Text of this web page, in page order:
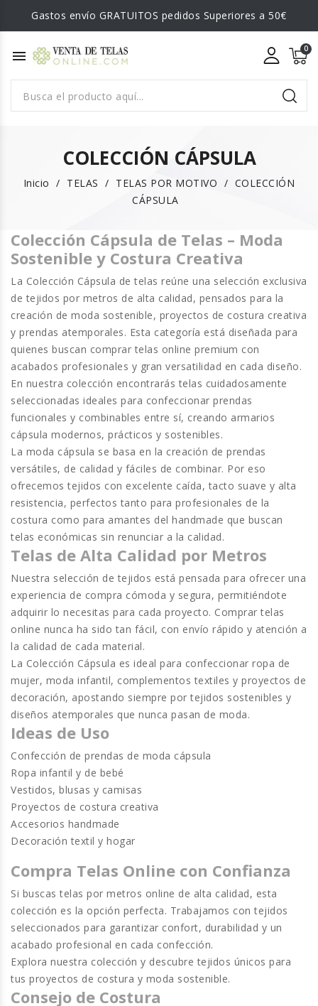
Gastos envío GRATUITOS pedidos Superiores a 50€
menu
COLECCIÓN CÁPSULA
Inicio TELAS TELAS POR MOTIVO
COLECCIÓN
CÁPSULA
Colección Cápsula de Telas – Moda
Sostenible y Costura Creativa
La Colección Cápsula de telas reúne una selección exclusiva
de tejidos por metros de alta calidad, pensados para la
creación de moda sostenible, proyectos de costura creativa
y prendas atemporales. Esta categoría está diseñada para
quienes buscan comprar telas online premium con
acabados profesionales y gran versatilidad en cada diseño.
En nuestra colección encontrarás telas cuidadosamente
seleccionadas ideales para confeccionar prendas
funcionales y combinables entre sí, creando armarios
cápsula modernos, prácticos y sostenibles.
La moda cápsula se basa en la creación de prendas
versátiles, de calidad y fáciles de combinar. Por eso
ofrecemos tejidos con excelente caída, tacto suave y alta
resistencia, perfectos tanto para profesionales de la
costura como para amantes del handmade que buscan
telas económicas sin renunciar a la calidad.
Telas de Alta Calidad por Metros
Nuestra selección de tejidos está pensada para ofrecer una
experiencia de compra cómoda y segura, permitiéndote
adquirir lo necesitas para cada proyecto. Comprar telas
online nunca ha sido tan fácil, con envío rápido y atención a
la calidad de cada material.
La Colección Cápsula es ideal para confeccionar ropa de
mujer, moda infantil, complementos textiles y proyectos de
decoración, apostando siempre por tejidos sostenibles y
diseños atemporales que nunca pasan de moda.
Ideas de Uso
Confección de prendas de moda cápsula
Ropa infantil y de bebé
Vestidos, blusas y camisas
Proyectos de costura creativa
Accesorios handmade
Decoración textil y hogar
Compra Telas Online con Confianza
Si buscastelas por metros online de alta calidad, esta
colección es la opción perfecta. Trabajamos con tejidos
seleccionados para garantizar confort, durabilidad y un
acabado profesional en cada confección.
Explora nuestra colección y descubre tejidos únicos para
tus proyectos de costura y moda sostenible.
Consejo de Costura